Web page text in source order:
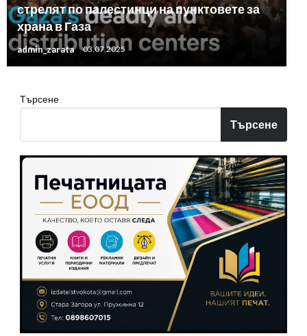
стрелят по палестинци на пунктовете за
храна в Газа
admin_zarata 03.07.2025
Търсене
Търсене